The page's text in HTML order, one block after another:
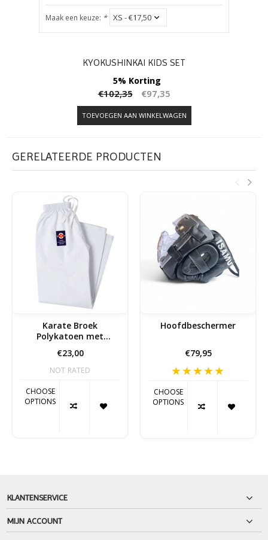
Maak een keuze: *
KYOKUSHINKAI KIDS SET
5% Korting
€102,35 €97,35
TOEVOEGEN AAN WINKELWAGEN
GERELATEERDE PRODUCTEN
Karate Broek
Polykatoen met
€23,00
NOT RATED
CHOOSE
OPTIONS
Hoofdbeschermer
€79,95
CHOOSE
OPTIONS
KLANTENSERVICE
MIJN ACCOUNT